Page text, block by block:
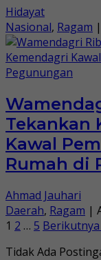
Hidayat
Nasional, Ragam |
Tekankan
Kawal
Rumah di
Ahmad Jauhari
Daerah, Ragam |
Paginasi
pos
1 2 … 5 Berikutnya
Tidak Ada